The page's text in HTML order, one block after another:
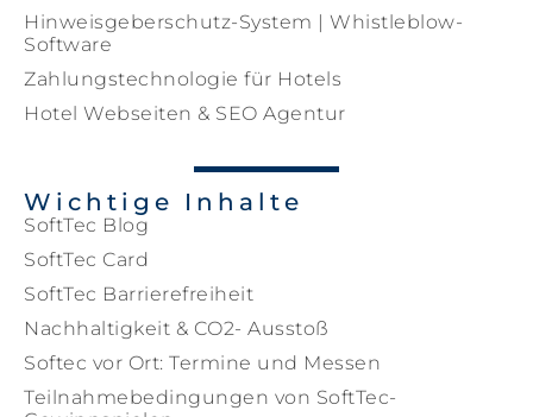
Hinweisgeberschutz-System | Whistleblow-
Software
Zahlungstechnologie für Hotels
Hotel Webseiten & SEO Agentur
Wichtige Inhalte
SoftTec Blog
SoftTec Card
SoftTec Barrierefreiheit
Nachhaltigkeit & CO2- Ausstoß
Softec vor Ort: Termine und Messen
Teilnahmebedingungen von SoftTec-